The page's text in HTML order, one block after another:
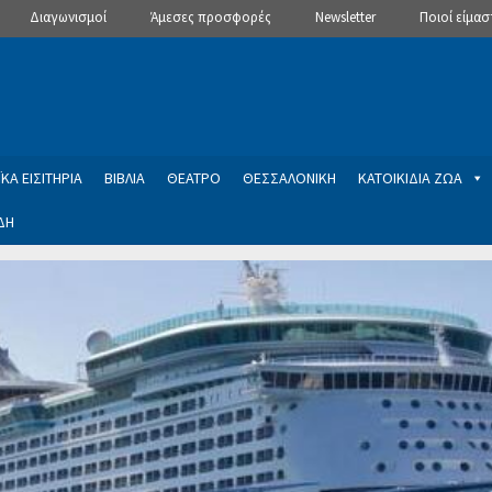
Διαγωνισμοί Άμεσες προσφορές Newsletter Ποιοί
ΕΙΣΙΤΗΡΙΑ ΒΙΒΛΙΑ ΘΕΑΤΡΟ ΘΕΣΣΑΛΟΝΙΚΗ ΚΑΤΟΙΚΙΔΙΑ ΖΩΑ
Newsletter
εγγραφής στο Newsletter του Dealistas.grΕπικοινωνία